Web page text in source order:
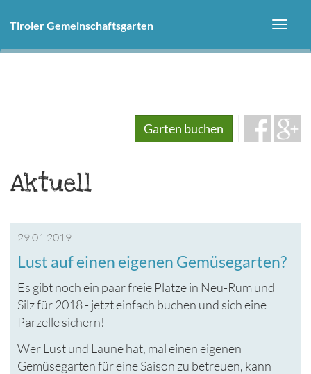
zum
Tiroler Gemeinschaftsgarten
Garten buchen
Aktuell
29.01.2019
Lust auf einen eigenen Gemüsegarten?
Es gibt noch ein paar freie Plätze in Neu-Rum und
Silz für 2018 - jetzt einfach buchen und sich eine
Parzelle sichern!
Wer Lust und Laune hat, mal einen eigenen
Gemüsegarten für eine Saison zu betreuen, kann